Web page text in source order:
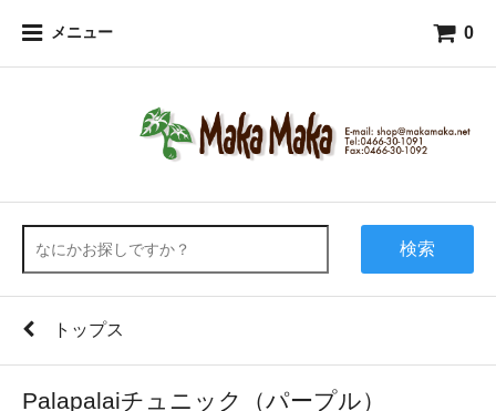
メニュー 0
検索
トップス
Palapalaiチュニック（パープル）